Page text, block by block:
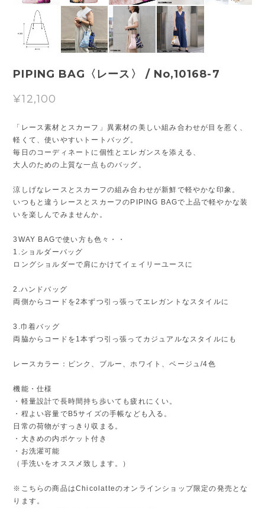
PIPING BAG〈レース〉 / No,10168-7
¥12,100
「レース素材とスカーフ」異素材の美しい組み合わせが目を惹く、
軽くて、使いやすいトートバッグ。
毎日のコーディネートに個性とエレガンスを添える、
大人のための上質な一点ものバッグ。
涼しげなレースとスカーフの組み合わせが新鮮で軽やかな印象。
いつもと違うレースとスカーフのPIPING BAGで上品で軽やかな装
いを楽しんでみませんか。
3WAY BAGで使い方も色々・・
1.ショルダーバッグ
ロングショルダーで肩にかけてイェイリーユースに
2.ハンドバッグ
両側からコードを2本ずつ引っ張ってエレガントなスタイルに
3.巾着バッグ
両脇からコードを1本ずつ引っ張ってカジュアルなスタイルにも
レースカラー：ピンク、ブルー、ホワイト、ベージュ/4色
機能・仕様
・軽量設計で長時間持ち歩いても疲れにくい。
・程よい容量でB5サイズの手帳なども入る。
日常の荷物がすっきり収まる。
・大きめの内ポケット付き
・お洗濯可能
（手洗いをオススメ致します。）
※こちらの商品はChicolatteのオンラインショップ限定の発売とな
ります。